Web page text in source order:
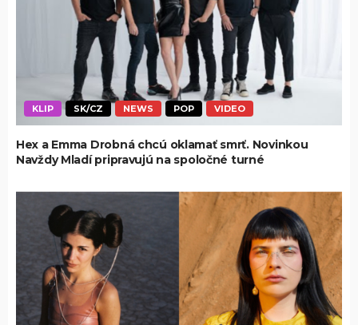
KLIP SK/CZ NEWS POP VIDEO
Hex a Emma Drobná chcú oklamať smrť. Novinkou
Navždy Mladí pripravujú na spoločné turné